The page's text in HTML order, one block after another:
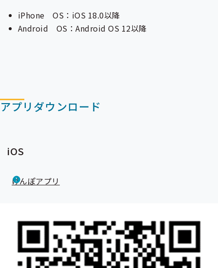
iPhone OS：iOS 18.0以降
Android OS：Android OS 12以降
アプリダウンロード
iOS
けんぽアプリ